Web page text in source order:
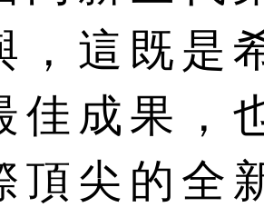
，這既是
佳成果，
頂尖的全